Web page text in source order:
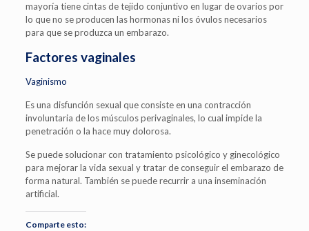
mayoría tiene cintas de tejido conjuntivo en lugar de ovarios por
lo que no se producen las hormonas ni los óvulos necesarios
para que se produzca un embarazo.
Factores vaginales
Vaginismo
Es una disfunción sexual que consiste en una contracción
involuntaria de los músculos perivaginales, lo cual impide la
penetración o la hace muy dolorosa.
Se puede solucionar con tratamiento psicológico y ginecológico
para mejorar la vida sexual y tratar de conseguir el embarazo de
forma natural. También se puede recurrir a una inseminación
artificial.
Comparte esto: